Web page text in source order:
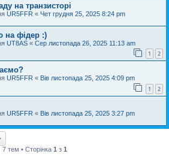
на транзисторі
UR5FFR « Чет грудня 25, 2025 8:24 pm
на фідер :)
UT8AS « Сер листопада 26, 2025 11:13 am
1 2
UR5FFR « Вів листопада 25, 2025 4:09 pm
1 2
UR5FFR « Вів листопада 25, 2025 3:27 pm
7 тем • Сторінка 1 з 1